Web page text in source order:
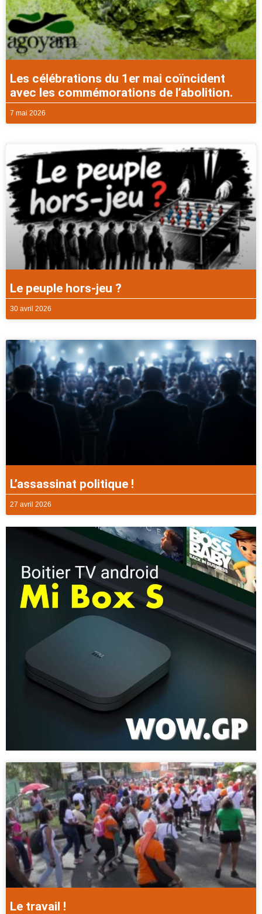
Les célébrations du 1er mai coïncident
avec les commémorations de l’abolition.
7 mai 2026
Le peuple hors-jeu ?
30 avril 2026
L’assassinat politique !
27 avril 2026
Le travail !